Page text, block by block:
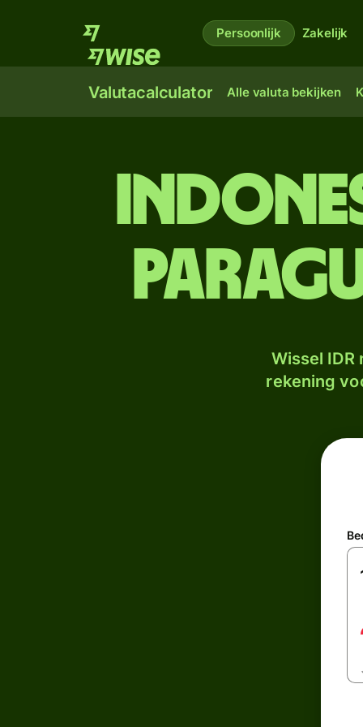
Persoonlijk Zakelijk
Valutacalculator Alle valuta bekijken
Wissel
rekening